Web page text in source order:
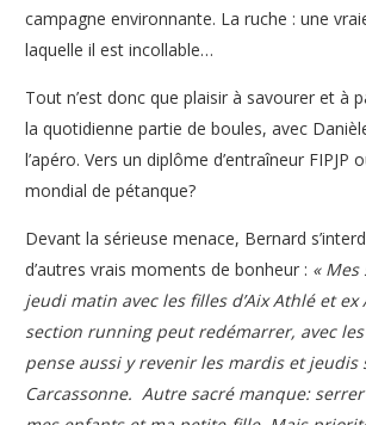
campagne environnante. La ruche : une
laquelle il est incollable…
Tout n’est donc que plaisir à savourer et à
la quotidienne partie de boules, avec
l’apéro. Vers un diplôme d’entraîneur FIPJP
mondial de pétanque?
Devant la sérieuse menace, Bernard
d’autres vrais moments de bonheur : «
jeudi matin avec les filles d’Aix Athlé et ex
section running peut redémarrer, avec
pense aussi y revenir les mardis et jeudis
Carcassonne. Autre sacré manque: